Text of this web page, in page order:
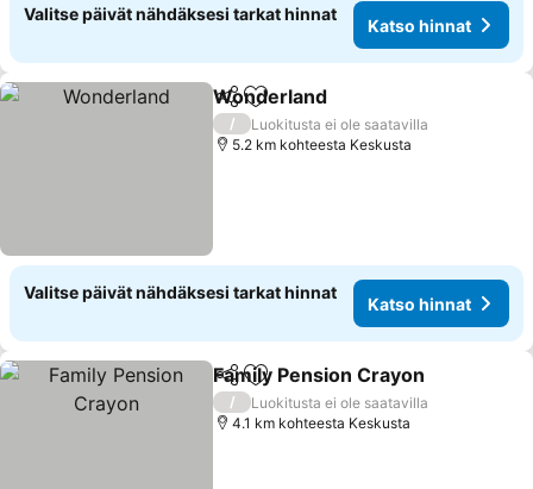
Valitse päivät nähdäksesi tarkat hinnat
Katso hinnat
Jaa Lisää suosikkeihin
Wonderland
/
Luokitusta ei ole saatavilla
5.2 km kohteesta Keskusta
Valitse päivät nähdäksesi tarkat hinnat
Katso hinnat
Jaa Lisää suosikkeihin
Family Pension Crayon
/
Luokitusta ei ole saatavilla
4.1 km kohteesta Keskusta